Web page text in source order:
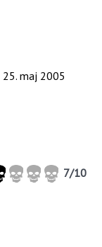
25. maj 2005
7/10